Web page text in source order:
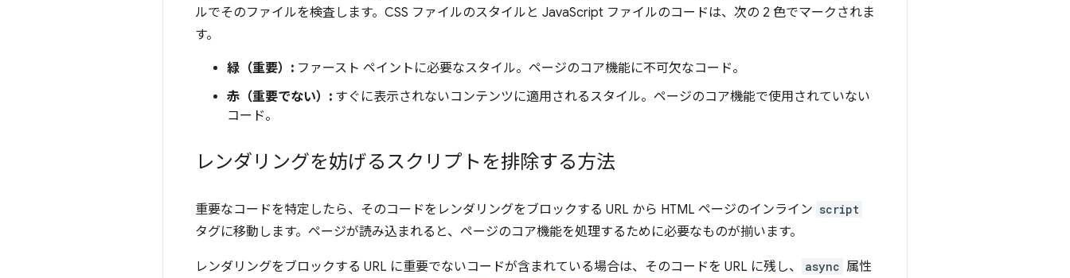
ルでそのファイルを検査します。CSS ファイルのスタイルと JavaScript ファイルのコードは、次の 2 色でマークされま
す。
緑（重要）: ファースト ペイントに必要なスタイル。ページのコア機能に不可欠なコード。
赤（重要でない）: すぐに表示されないコンテンツに適用されるスタイル。ページのコア機能で使用されていない
コード。
レンダリングを妨げるスクリプトを排除する方法
重要なコードを特定したら、そのコードをレンダリングをブロックする URL から HTML ページのインライン script
タグに移動します。ページが読み込まれると、ページのコア機能を処理するために必要なものが揃います。
レンダリングをブロックする URL に重要でないコードが含まれている場合は、そのコードを URL に残し、 async 属性